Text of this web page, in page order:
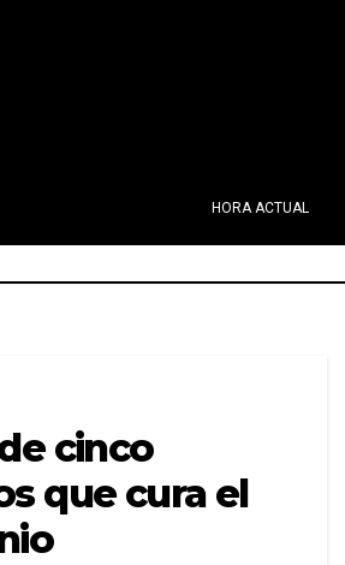
HORA ACTUAL
cinco
que cura el